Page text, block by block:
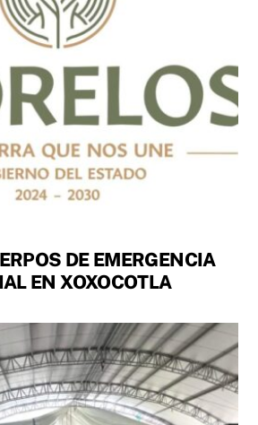
DE EMERGENCIA
EN XOXOCOTLA